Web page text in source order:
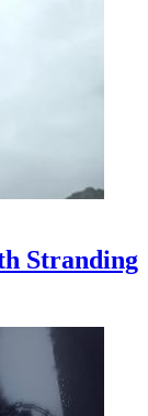
Stranding